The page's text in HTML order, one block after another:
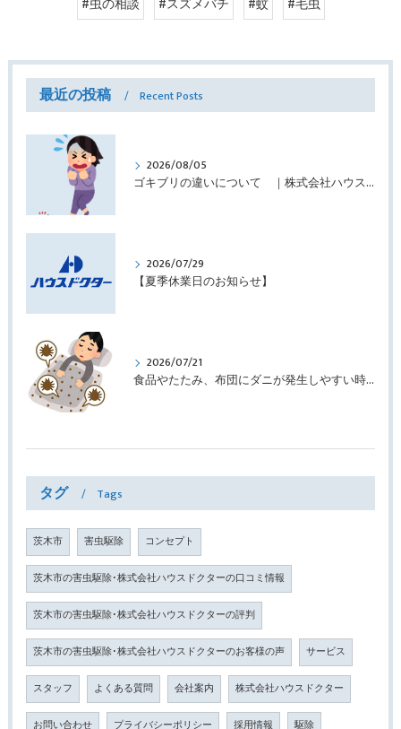
#虫の相談 #スズメバチ #蚊 #毛虫
最近の投稿 Recent Posts
2026/08/05
ゴキブリの違いについて ｜株式会社ハウスドクター
2026/07/29
【夏季休業日のお知らせ】
2026/07/21
食品やたたみ、布団にダニが発生しやすい時期です ｜株式会社ハウスドクター
タグ Tags
茨木市 害虫駆除 コンセプト
茨木市の害虫駆除･株式会社ハウスドクターの口コミ情報
茨木市の害虫駆除･株式会社ハウスドクターの評判
茨木市の害虫駆除･株式会社ハウスドクターのお客様の声 サービス
スタッフ よくある質問 会社案内 株式会社ハウスドクター
お問い合わせ プライバシーポリシー 採用情報 駆除